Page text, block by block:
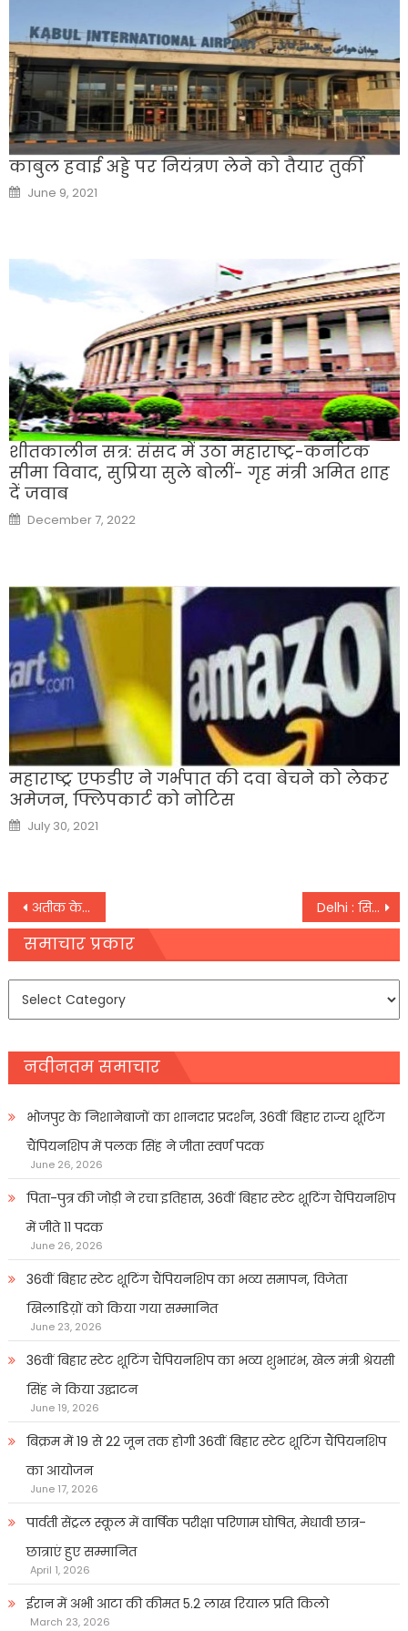
काबुल हवाई अड्डे पर नियंत्रण लेने को तैयार तुर्की
Posted
on
June 9, 2021
शीतकालीन सत्र: संसद में उठा महाराष्ट्र-कर्नाटक
सीमा विवाद, सुप्रिया सुले बोलीं- गृह मंत्री अमित शाह
दें जवाब
Posted
on
December 7, 2022
महाराष्ट्र एफडीए ने गर्भपात की दवा बेचने को लेकर
अमेजन, फ्लिपकार्ट को नोटिस
Posted
on
July 30, 2021
Post
navigation
अतीक के विरोधी बने प्रधान ने दी थी माफिया के परिवार को पनाह, हत्याकांड के बाद शाइस्ता भी पहुंची थी हटवा Delhi : सिसोदिया की रिमांड पर कोर्ट ने सुरक्षित रखा फैसला, ईडी ने की कस्टडी बढ़ाने की मांग
समाचार प्रकार
समाचार
नवीनतम समाचार
भोजपुर के निशानेबाजों का शानदार प्रदर्शन, 36वीं बिहार राज्य शूटिंग
चैंपियनशिप में पलक सिंह ने जीता स्वर्ण पदक
June 26, 2026
पिता-पुत्र की जोड़ी ने रचा इतिहास, 36वीं बिहार स्टेट शूटिंग चैंपियनशिप
में जीते 11 पदक
June 26, 2026
36वीं बिहार स्टेट शूटिंग चैंपियनशिप का भव्य समापन, विजेता
खिलाडिय़ों को किया गया सम्मानित
June 23, 2026
36वीं बिहार स्टेट शूटिंग चैंपियनशिप का भव्य शुभारंभ, खेल मंत्री श्रेयसी
सिंह ने किया उद्घाटन
June 19, 2026
बिक्रम में 19 से 22 जून तक होगी 36वीं बिहार स्टेट शूटिंग चैंपियनशिप
का आयोजन
June 17, 2026
पार्वती सेंट्रल स्कूल में वार्षिक परीक्षा परिणाम घोषित, मेधावी छात्र-
छात्राएं हुए सम्मानित
April 1, 2026
ईरान में अभी आटा की कीमत 5.2 लाख रियाल प्रति किलो
March 23, 2026